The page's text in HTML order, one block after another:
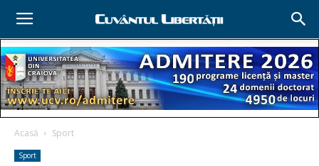
Acasă Sport
Sport